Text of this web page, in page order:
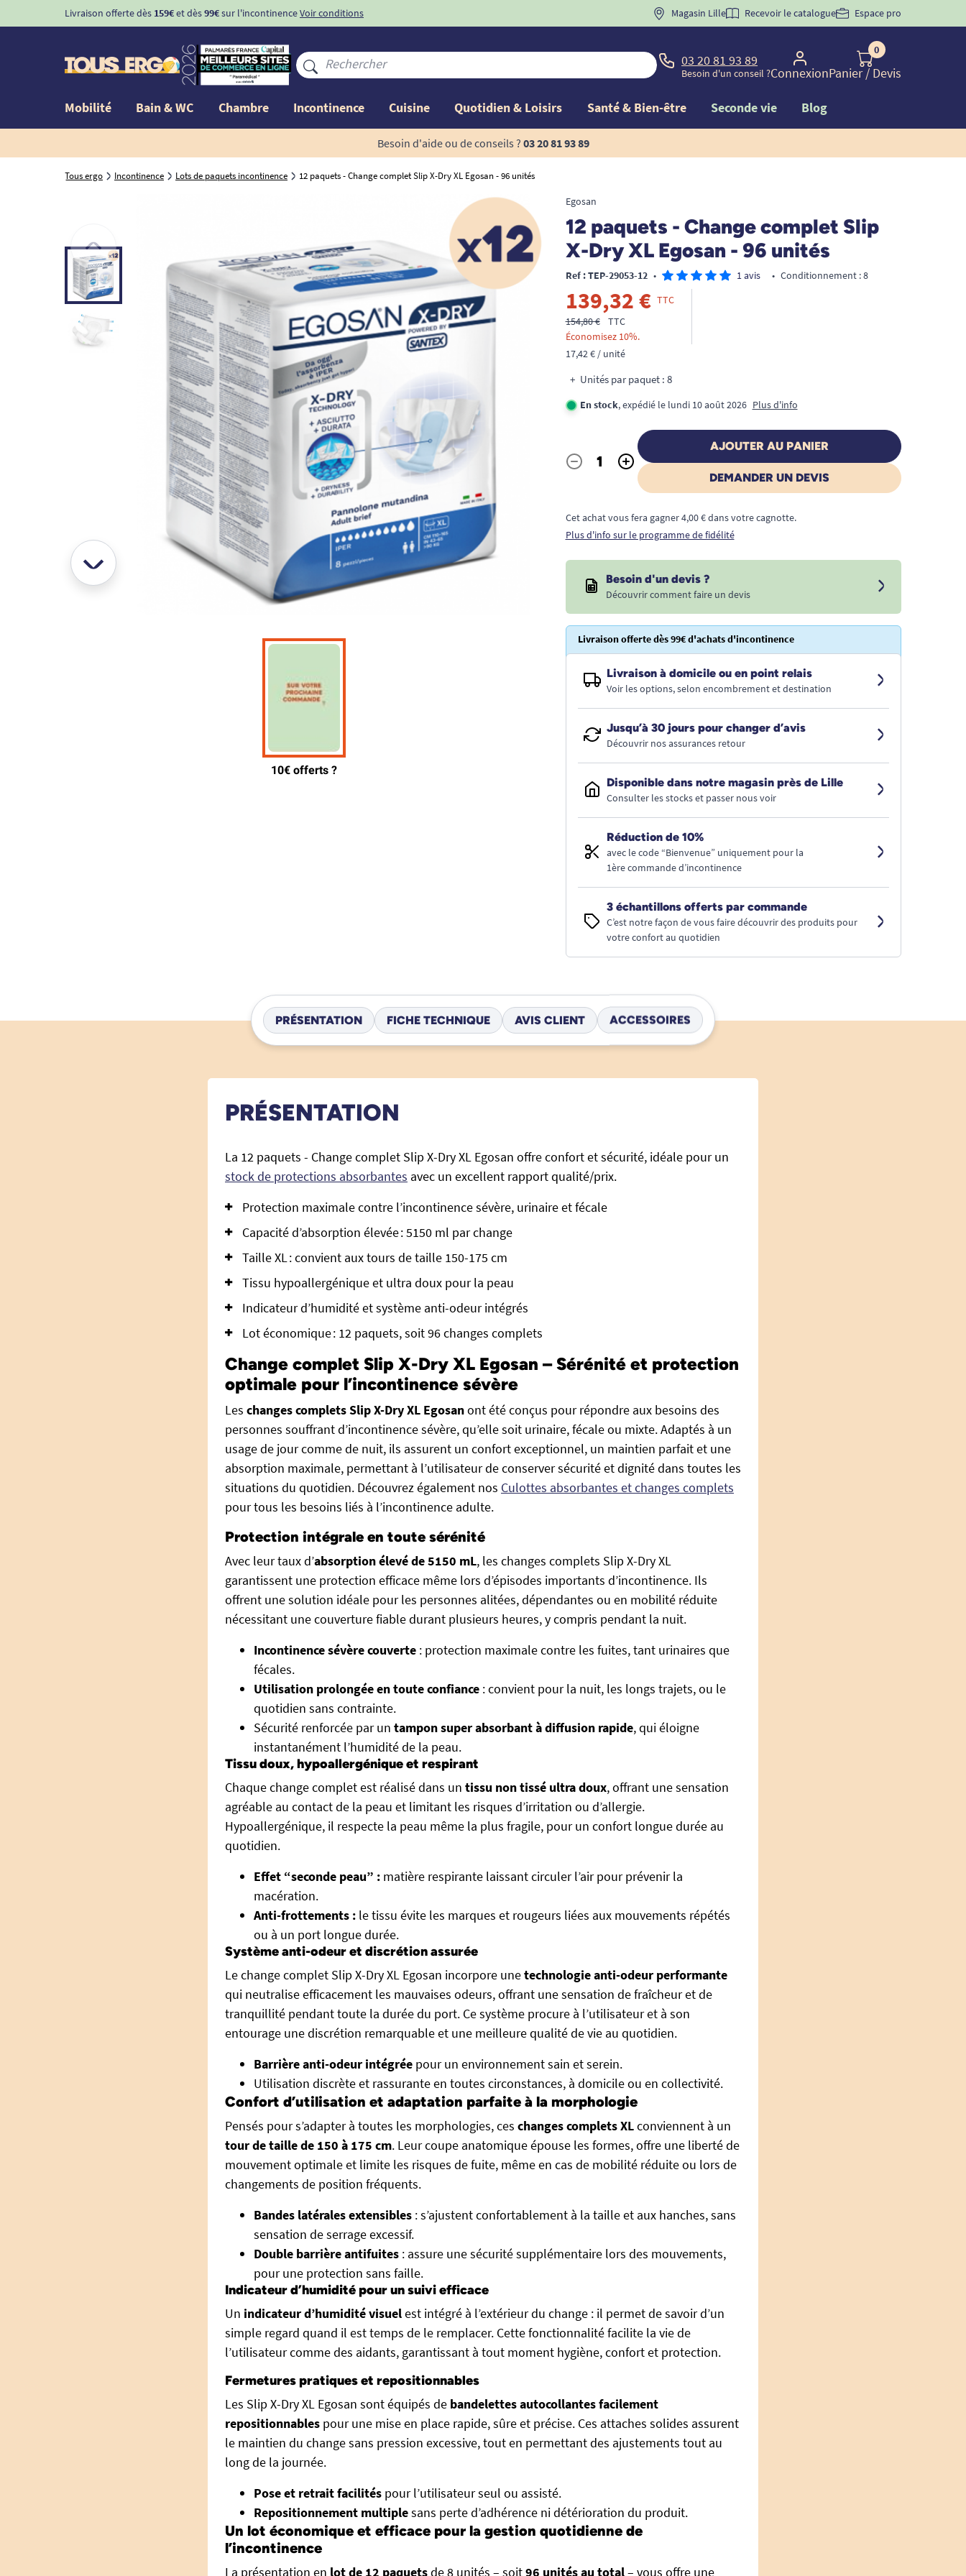
Livraison offerte dès 159€et dès99€sur l'incontinenceVoir conditions BIENVENUE" pourla 1ère commande d'incontinence
Magasin Lille Recevoir le catalogue Espace pro
03 20 81 93 89
Besoin d'un conseil ?Connexion
0
Panier/ Devis
Mobilité Bain & WC Chambre Incontinence Cuisine Quotidien & Loisirs Santé & Bien-être Seconde vie Blog
Besoin d'aide ou de conseils ? 03 20 81 93 89
Tous ergo Incontinence Lots de paquets incontinence 12 paquets - Change complet Slip X-Dry XL Egosan - 96 unités
Egosan
12 paquets - Change complet Slip
X-Dry XL Egosan - 96 unités
Ref : TEP-29053-12 • 1 avis • Conditionnement : 8
139,32 € TTC
154,80 €
TTC
Économisez 10%.
17,42 € / unité
Unités par paquet : 8
En stock, expédié le lundi 10 août 2026 Plus d'info
Quantité
- +
AJOUTER AU PANIER
DEMANDER UN DEVIS
Cet achat vous fera gagner 4,00 € dans votre cagnotte.
Plus d'info sur le programme de fidélité
Besoin d'un devis ?
Découvrir comment faire un devis
Livraison offerte dès 99€ d'achats d'incontinence
Livraison à domicile ou en point relais
Voir les options, selon encombrement et destination
Jusqu’à 30 jours pour changer d’avis
Découvrir nos assurances retour
Disponible dans notre magasin près de Lille
Consulter les stocks et passer nous voir
Réduction de 10%
avec le code “Bienvenue” uniquement pour la
1ère commande d’incontinence
3 échantillons offerts par commande
C’est notre façon de vous faire découvrir des produits pour
votre confort au quotidien
PRÉSENTATION FICHE TECHNIQUE AVIS CLIENT ACCESSOIRES
PRÉSENTATION
La 12 paquets - Change complet Slip X-Dry XL Egosan offre confort et sécurité, idéale pour un
stock de protections absorbantes avec un excellent rapport qualité/prix.
Protection maximale contre l’incontinence sévère, urinaire et fécale
Capacité d’absorption élevée : 5150 ml par change
Taille XL : convient aux tours de taille 150-175 cm
Tissu hypoallergénique et ultra doux pour la peau
Indicateur d’humidité et système anti-odeur intégrés
Lot économique : 12 paquets, soit 96 changes complets
Change complet Slip X-Dry XL Egosan – Sérénité et protection
optimale pour l’incontinence sévère
Les changes complets Slip X-Dry XL Egosanont été conçus pour répondre aux besoins des
personnes souffrant d’incontinence sévère, qu’elle soit urinaire, fécale ou mixte. Adaptés à un
usage de jour comme de nuit, ils assurent un confort exceptionnel, un maintien parfait et une
absorption maximale, permettant à l’utilisateur de conserver sécurité et dignité dans toutes les
situations du quotidien. Découvrez également nos Culottes absorbantes et changes complets
pour tous les besoins liés à l’incontinence adulte.
Protection intégrale en toute sérénité
Avec leur taux d’absorption élevé de 5150 mL, les changes complets Slip X-Dry XL
garantissent une protection efficace même lors d’épisodes importants d’incontinence. Ils
offrent une solution idéale pour les personnes alitées, dépendantes ou en mobilité réduite
nécessitant une couverture fiable durant plusieurs heures, y compris pendant la nuit.
Incontinence sévère couverte : protection maximale contre les fuites, tant urinaires que
fécales.
Utilisation prolongée en toute confiance : convient pour la nuit, les longs trajets, ou le
quotidien sans contrainte.
Sécurité renforcée par un tampon super absorbant à diffusion rapide, qui éloigne
instantanément l’humidité de la peau.
Tissu doux, hypoallergénique et respirant
Chaque change complet est réalisé dans un tissu non tissé ultra doux, offrant une sensation
agréable au contact de la peau et limitant les risques d’irritation ou d’allergie.
Hypoallergénique, il respecte la peau même la plus fragile, pour un confort longue durée au
quotidien.
Effet “seconde peau” : matière respirante laissant circuler l’air pour prévenir la
macération.
Anti-frottements : le tissu évite les marques et rougeurs liées aux mouvements répétés
ou à un port longue durée.
Système anti-odeur et discrétion assurée
Le change complet Slip X-Dry XL Egosan incorpore unetechnologie anti-odeur performante
qui neutralise efficacement les mauvaises odeurs, offrant une sensation de fraîcheur et de
tranquillité pendant toute la durée du port. Ce système procure à l’utilisateur et à son
entourage une discrétion remarquable et une meilleure qualité de vie au quotidien.
Barrière anti-odeur intégrée pour un environnement sain et serein.
Utilisation discrète et rassurante en toutes circonstances, à domicile ou en collectivité.
Confort d’utilisation et adaptation parfaite à la morphologie
Pensés pour s’adapter à toutes les morphologies, ces changes complets XLconviennent à un
tour de taille de 150 à 175 cm. Leur coupe anatomique épouse les formes, offre une liberté de
mouvement optimale et limite les risques de fuite, même en cas de mobilité réduite ou lors de
changements de position fréquents.
Bandes latérales extensibles : s’ajustent confortablement à la taille et aux hanches, sans
sensation de serrage excessif.
Double barrière antifuites : assure une sécurité supplémentaire lors des mouvements,
pour une protection sans faille.
Indicateur d’humidité pour un suivi efficace
Un indicateur d’humidité visuelest intégré à l’extérieur du change : il permet de savoir d’un
simple regard quand il est temps de le remplacer. Cette fonctionnalité facilite la vie de
l’utilisateur comme des aidants, garantissant à tout moment hygiène, confort et protection.
Fermetures pratiques et repositionnables
Les Slip X-Dry XL Egosan sont équipés de bandelettes autocollantes facilement
repositionnables pour une mise en place rapide, sûre et précise. Ces attaches solides assurent
le maintien du change sans pression excessive, tout en permettant des ajustements tout au
long de la journée.
Pose et retrait facilités pour l’utilisateur seul ou assisté.
Repositionnement multiplesans perte d’adhérence ni détérioration du produit.
Un lot économique et efficace pour la gestion quotidienne de
l’incontinence
La présentation en lot de 12 paquetsde 8 unités – soit96 unités au total– vous offre une